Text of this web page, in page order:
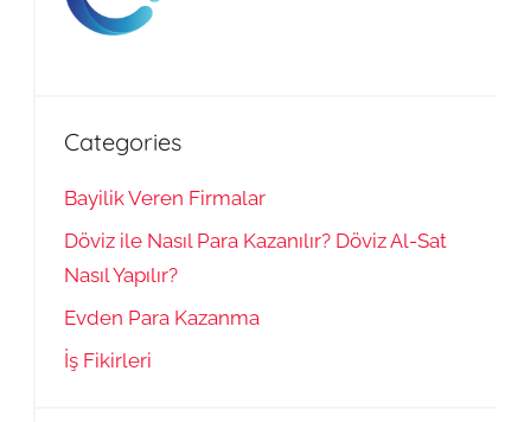
Categories
Bayilik Veren Firmalar
Döviz ile Nasıl Para Kazanılır? Döviz Al-Sat
Nasıl Yapılır?
Evden Para Kazanma
İş Fikirleri